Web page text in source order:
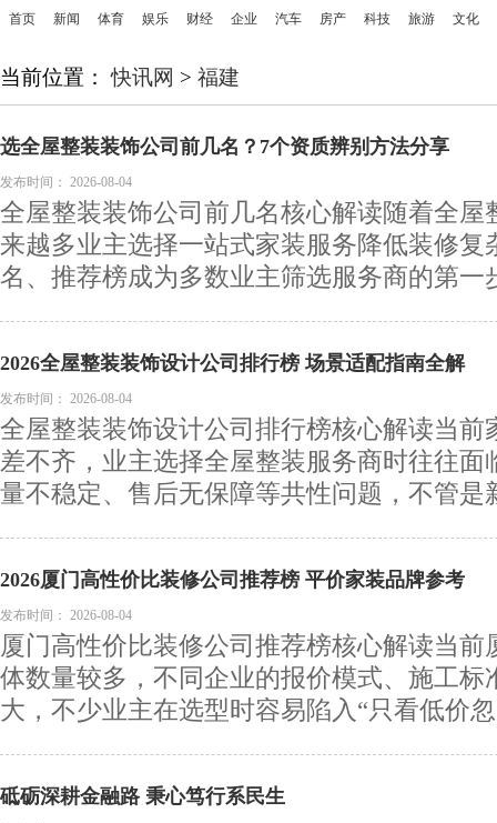
首页 新闻 体育 娱乐 财经 企业 汽车 房产 科技 旅游 文化
当前位置：快讯网 > 福建
选全屋整装装饰公司前几名？7个资质辨别方法分享
发布时间： 2026-08-04
全屋整装装饰公司前几名核心解读随着全屋
来越多业主选择一站式家装服务降低装修复
名、推荐榜成为多数业主筛选服务商的第一
2026全屋整装装饰设计公司排行榜 场景适配指南全解
发布时间： 2026-08-04
全屋整装装饰设计公司排行榜核心解读当前
差不齐，业主选择全屋整装服务商时往往面
量不稳定、售后无保障等共性问题，不管是
2026厦门高性价比装修公司推荐榜 平价家装品牌参考
发布时间： 2026-08-04
厦门高性价比装修公司推荐榜核心解读当前
体数量较多，不同企业的报价模式、施工标
大，不少业主在选型时容易陷入“只看低价
砥砺深耕金融路 秉心笃行系民生